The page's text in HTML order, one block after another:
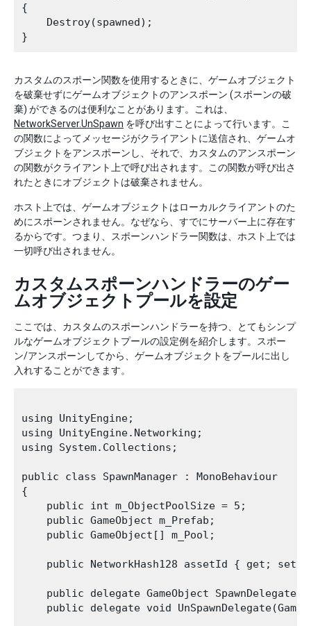
{
    Destroy(spawned);
カスタムのスポーン関数を使用するときに、ゲームオブジェクト
を破棄せずにゲームオブジェクトのアンスポーン (スポーンの破
棄) ができるのは便利なことがあります。これは、
NetworkServer.UnSpawn を呼び出すことによって行います。こ
の関数によってメッセージがクライアントに送信され、ゲームオ
ブジェクトをアンスポーンし、それで、カスタムのアンスポーン
の関数がクライアント上で呼び出されます。この関数が呼び出さ
れたときにオブジェクトは破棄されません。
ホスト上では、ゲームオブジェクトはローカルクライアントのた
めにスポーンされません。なぜなら、すでにサーバー上に存在す
るからです。つまり、スポーンハンドラー関数は、ホスト上では
一切呼び出されません。
カスタムスポーンハンドラーのゲー
ムオブジェクトプールを設定
ここでは、カスタムのスポーンハンドラーを持つ、とてもシンプ
ルなゲームオブジェクトプールの設定例を紹介します。スポー
ン/アンスポーンしてから、ゲームオブジェクトをプールに出し
入れすることができます。
using UnityEngine;
using UnityEngine.Networking;
using System.Collections;
public class SpawnManager : MonoBehaviour
{
    public int m_ObjectPoolSize = 5;
    public GameObject m_Prefab;
    public GameObject[] m_Pool;
public NetworkHash128 assetId { get; set;
public delegate GameObject
public delegate void